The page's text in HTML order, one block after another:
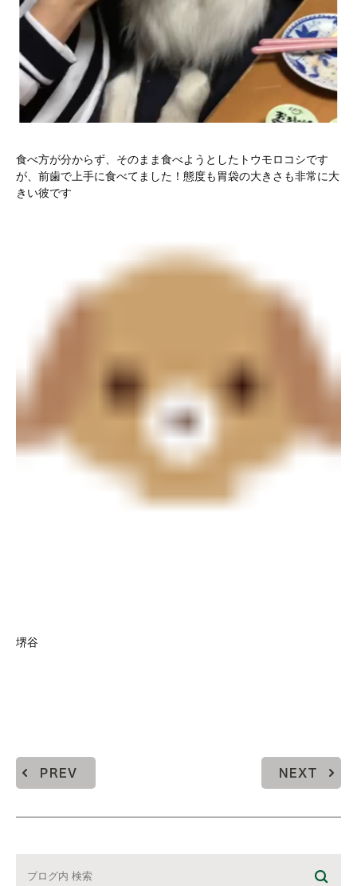
食べ方が分からず、そのまま食べようとしたトウモロコシです
が、前歯で上手に食べてました！態度も胃袋の大きさも非常に大
きい彼です
堺谷
PREV NEXT